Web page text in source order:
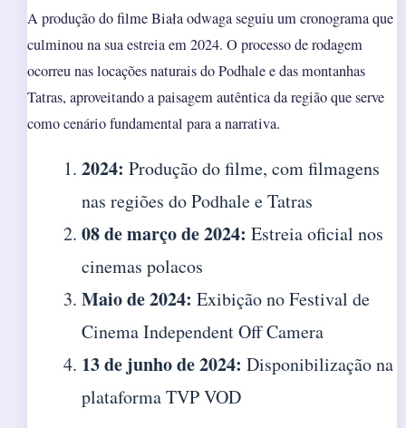
A produção do filme Biała odwaga seguiu um cronograma que
culminou na sua estreia em 2024. O processo de rodagem
ocorreu nas locações naturais do Podhale e das montanhas
Tatras, aproveitando a paisagem autêntica da região que serve
como cenário fundamental para a narrativa.
2024: Produção do filme, com filmagens
nas regiões do Podhale e Tatras
08 de março de 2024: Estreia oficial nos
cinemas polacos
Maio de 2024: Exibição no Festival de
Cinema Independent Off Camera
13 de junho de 2024: Disponibilização na
plataforma TVP VOD